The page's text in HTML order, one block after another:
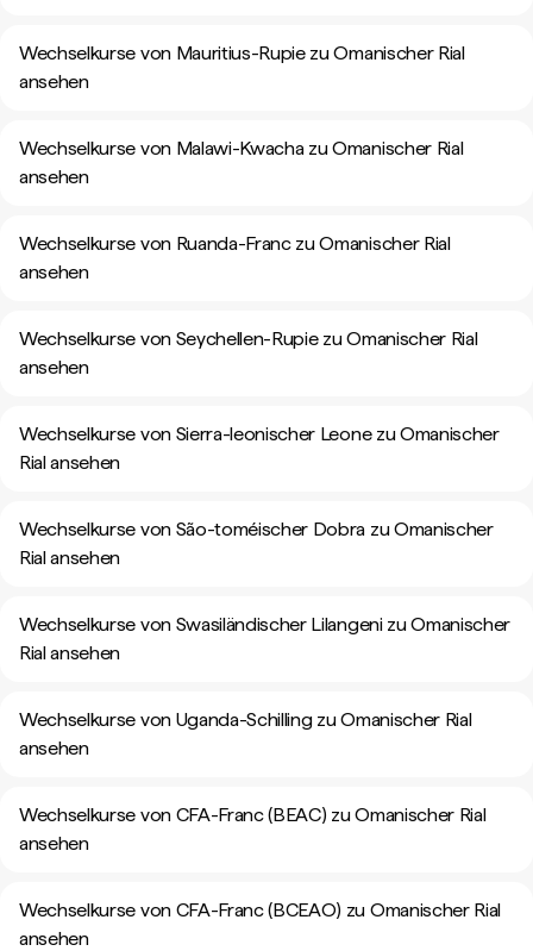
Wechselkurse von Mauritius-Rupie zu Omanischer Rial
ansehen
Wechselkurse von Malawi-Kwacha zu Omanischer Rial
ansehen
Wechselkurse von Ruanda-Franc zu Omanischer Rial
ansehen
Wechselkurse von Seychellen-Rupie zu Omanischer Rial
ansehen
Wechselkurse von Sierra-leonischer Leone zu Omanischer
Rial ansehen
Wechselkurse von São-toméischer Dobra zu Omanischer
Rial ansehen
Wechselkurse von Swasiländischer Lilangeni zu Omanischer
Rial ansehen
Wechselkurse von Uganda-Schilling zu Omanischer Rial
ansehen
Wechselkurse von CFA-Franc (BEAC) zu Omanischer Rial
ansehen
Wechselkurse von CFA-Franc (BCEAO) zu Omanischer Rial
ansehen